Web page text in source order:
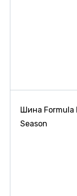
Шина Formula
Season